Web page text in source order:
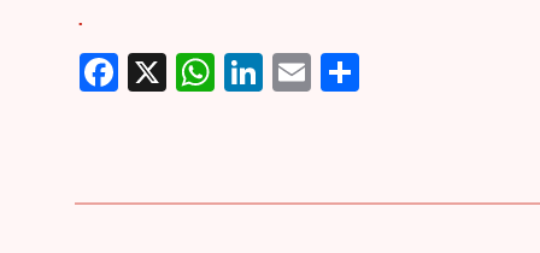
.
Facebook
X WhatsApp
LinkedIn
EmailShare